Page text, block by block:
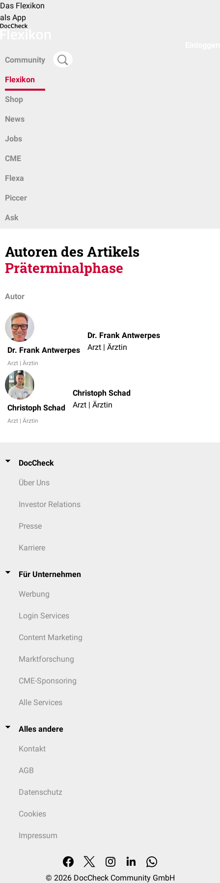
Das Flexikon
als App
Community
Flexikon
Shop
News
Jobs
CME
Flexa
Piccer
Ask
Autoren des Artikels
Präterminalphase
Autor
Dr. Frank Antwerpes
Arzt | Ärztin
Dr. Frank Antwerpes
Arzt | Ärztin
Christoph Schad
Arzt | Ärztin
Christoph Schad
Arzt | Ärztin
DocCheck
Über Uns
Investor Relations
Presse
Karriere
Für Unternehmen
Werbung
Login Services
Content Marketing
Marktforschung
CME-Sponsoring
Alle Services
Alles andere
Kontakt
AGB
Datenschutz
Cookies
Impressum
© 2026 DocCheck Community GmbH